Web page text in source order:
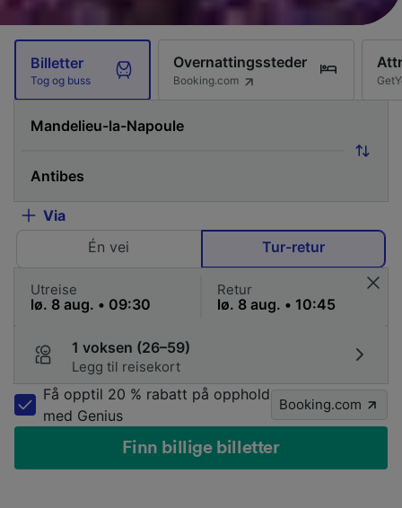
Billetter
Tog og buss
Overnattingssteder
Booking.com
Via
Én vei
Tur-retur
Utreise Retur
1 voksen (26–59)
Legg til reisekort
Få opptil 20 % rabatt på opphold
med Genius
Booking.com
Finn billige billetter